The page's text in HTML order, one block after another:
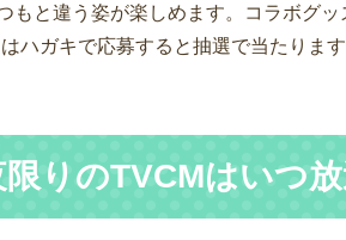
もと違う姿が楽しめます。コラボグ
ハガキで応募すると抽選で当たります
限りのTVCMはいつ